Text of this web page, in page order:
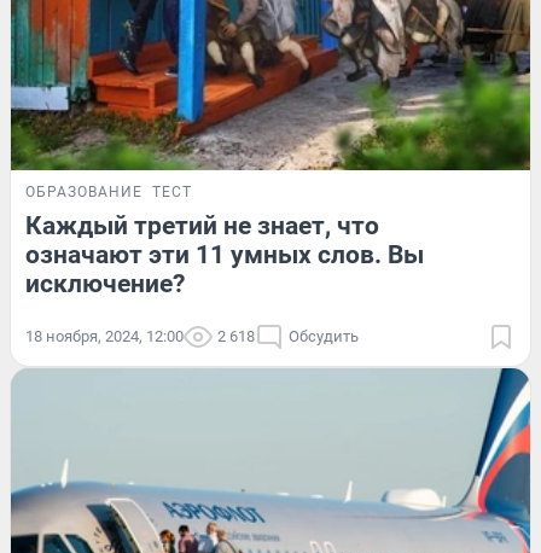
ОБРАЗОВАНИЕ ТЕСТ
Каждый третий не знает, что
означают эти 11 умных слов. Вы
исключение?
18 ноября, 2024, 12:00 2 618 Обсудить